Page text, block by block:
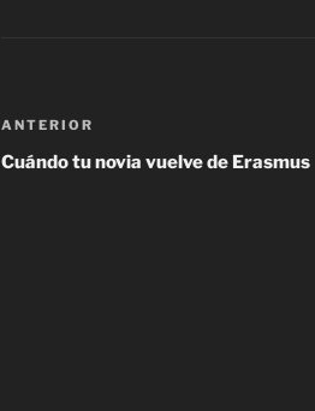
Navegación
de
Entrada
anterior:
ANTERIOR
Cuándo tu novia vuelve de Erasmus